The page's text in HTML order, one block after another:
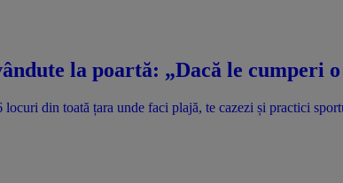
la poartă: „Dacă le cumperi
din toată țara unde faci plajă, te cazezi și practici